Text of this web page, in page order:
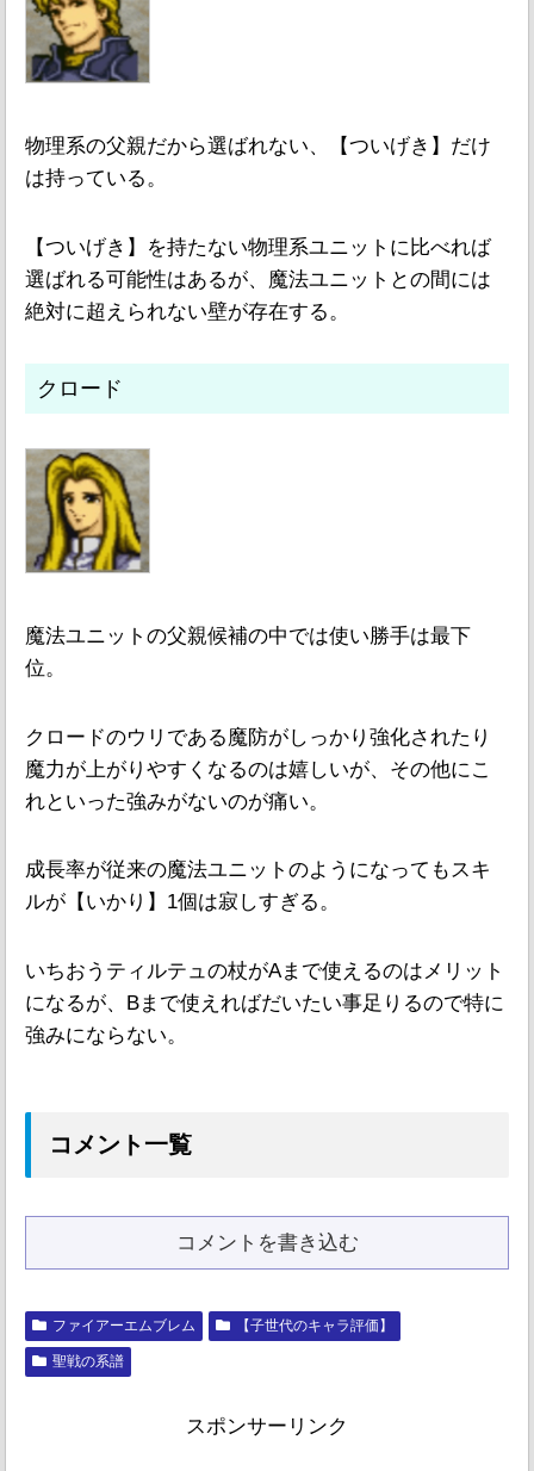
物理系の父親だから選ばれない、【ついげき】だけ
は持っている。
【ついげき】を持たない物理系ユニットに比べれば
選ばれる可能性はあるが、魔法ユニットとの間には
絶対に超えられない壁が存在する。
クロード
魔法ユニットの父親候補の中では使い勝手は最下
位。
クロードのウリである魔防がしっかり強化されたり
魔力が上がりやすくなるのは嬉しいが、その他にこ
れといった強みがないのが痛い。
成長率が従来の魔法ユニットのようになってもスキ
ルが【いかり】1個は寂しすぎる。
いちおうティルテュの杖がAまで使えるのはメリット
になるが、Bまで使えればだいたい事足りるので特に
強みにならない。
コメント一覧
コメントを書き込む
ファイアーエムブレム 【子世代のキャラ評価】
聖戦の系譜
スポンサーリンク